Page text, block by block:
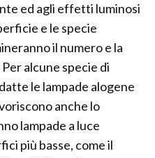
ed agli effetti luminosi
e le specie
il numero e la
alcune specie di
le lampade alogene
anche lo
lampade a luce
più basse, come il